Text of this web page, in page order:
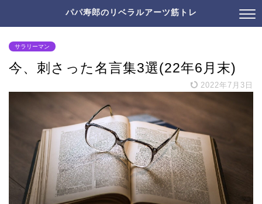
パパ寿郎のリベラルアーツ筋トレ
サラリーマン
今、刺さった名言集3選(22年6月末)
2022年7月3日